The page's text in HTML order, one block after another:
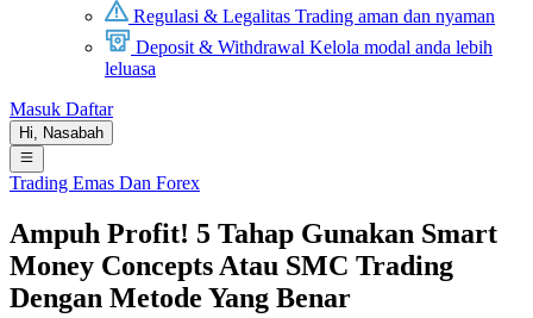
Regulasi & Legalitas Trading aman dan nyaman
Deposit & Withdrawal Kelola modal anda lebih
leluasa
Masuk Daftar
Hi, Nasabah
Trading Emas Dan Forex
Ampuh Profit! 5 Tahap Gunakan Smart
Money Concepts Atau SMC Trading
Dengan Metode Yang Benar